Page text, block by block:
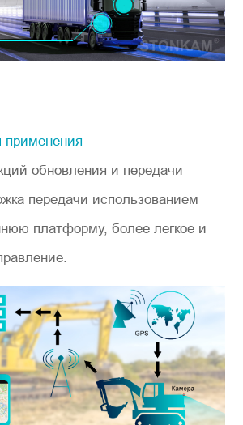
обновления и передачи
передачи использованием
платформу, более легкое и